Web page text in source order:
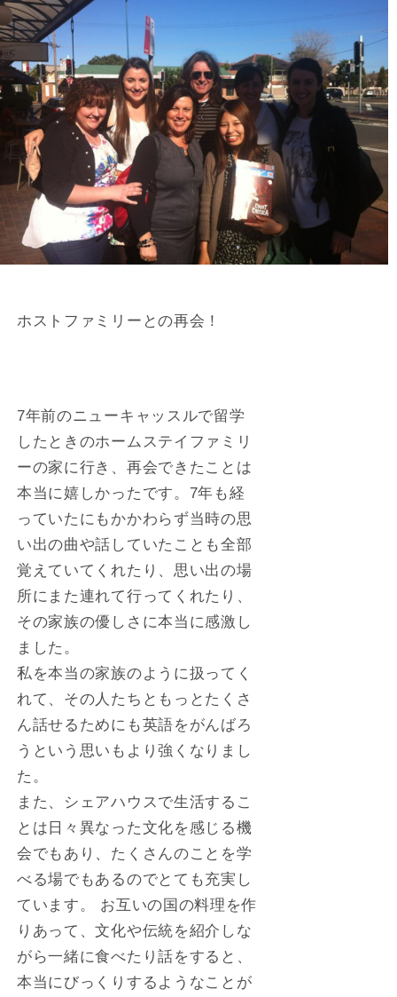
ホストファミリーとの再会！
7年前のニューキャッスルで留学
したときのホームステイファミリ
ーの家に行き、再会できたことは
本当に嬉しかったです。7年も経
っていたにもかかわらず当時の思
い出の曲や話していたことも全部
覚えていてくれたり、思い出の場
所にまた連れて行ってくれたり、
その家族の優しさに本当に感激し
ました。
私を本当の家族のように扱ってく
れて、その人たちともっとたくさ
ん話せるためにも英語をがんばろ
うという思いもより強くなりまし
た。
また、シェアハウスで生活するこ
とは日々異なった文化を感じる機
会でもあり、たくさんのことを学
べる場でもあるのでとても充実し
ています。 お互いの国の料理を作
りあって、文化や伝統を紹介しな
がら一緒に食べたり話をすると、
本当にびっくりするようなことが